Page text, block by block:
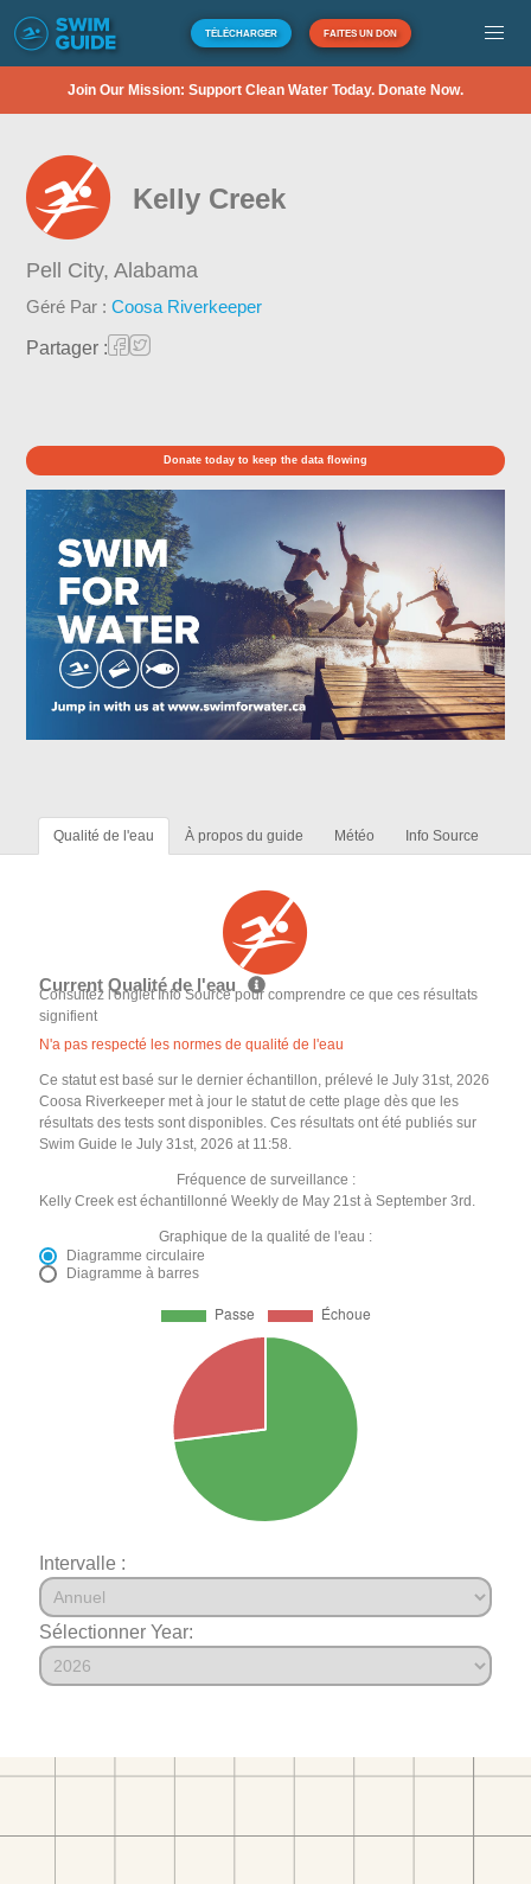
TÉLÉCHARGER FAITES UN DON
Join Our Mission: Support Clean Water Today. Donate Now.
Kelly Creek
Pell City,Alabama
Géré Par :Coosa Riverkeeper
Partager :
Donate today to keep the data flowing
Qualité de l'eau À propos du guide Météo Info Source
Current Qualité de l'eau
Consultez l'onglet Info Source pour comprendre ce que ces résultats
signifient
N'a pas respecté les normes de qualité de l'eau
Ce statut est basé sur le dernier échantillon, prélevé le July 31st, 2026
Coosa Riverkeeper met à jour le statut de cette plage dès que les
résultats des tests sont disponibles. Ces résultats ont été publiés sur
Swim Guide le July 31st, 2026 at 11:58.
Fréquence de surveillance :
Kelly Creek est échantillonné Weekly de May 21st à September 3rd.
Graphique de la qualité de l'eau :
Diagramme circulaire
Diagramme à barres
Intervalle :
Sélectionner Year: